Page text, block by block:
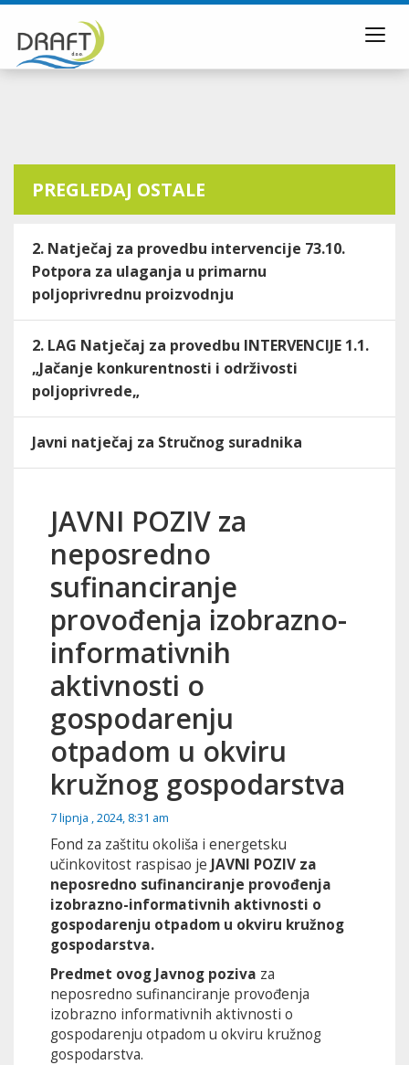
PREGLEDAJ OSTALE
2. Natječaj za provedbu intervencije 73.10.
Potpora za ulaganja u primarnu
poljoprivrednu proizvodnju
2. LAG Natječaj za provedbu INTERVENCIJE 1.1.
„Jačanje konkurentnosti i održivosti
poljoprivrede„
Javni natječaj za Stručnog suradnika
JAVNI POZIV za
neposredno
sufinanciranje
provođenja izobrazno-
informativnih
aktivnosti o
gospodarenju
otpadom u okviru
kružnog gospodarstva
7 lipnja , 2024, 8:31 am
Fond za zaštitu okoliša i energetsku
učinkovitost raspisao je JAVNI POZIV za
neposredno sufinanciranje provođenja
izobrazno-informativnih aktivnosti o
gospodarenju otpadom u okviru kružnog
gospodarstva.
Predmet ovog Javnog poziva za
neposredno sufinanciranje provođenja
izobrazno informativnih aktivnosti o
gospodarenju otpadom u okviru kružnog
gospodarstva.